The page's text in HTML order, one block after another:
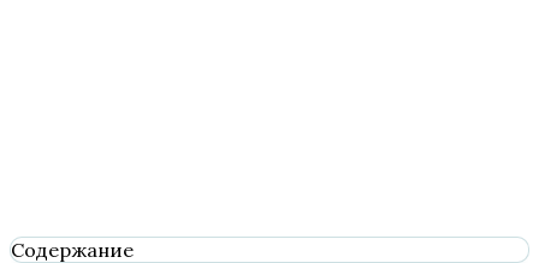
Содержание